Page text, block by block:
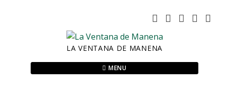
LA VENTANA DE MANENA
MENU